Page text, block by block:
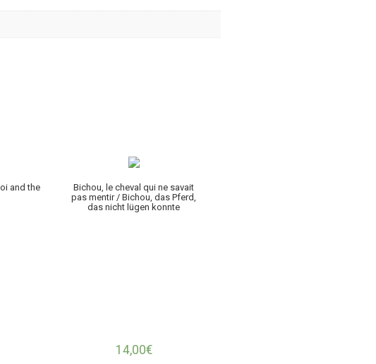
and the
Bichou, le cheval qui ne savait
pas mentir / Bichou, das Pferd,
das nicht lügen konnte
14,00€